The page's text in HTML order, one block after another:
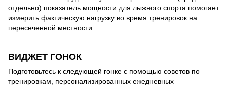
отдельно) показатель мощности для лыжного спорта помогает
измерить фактическую нагрузку во время тренировок на
пересеченной местности.
ВИДЖЕТ ГОНОК
Подготовьтесь к следующей гонке с помощью советов по
тренировкам, персонализированных ежедневных